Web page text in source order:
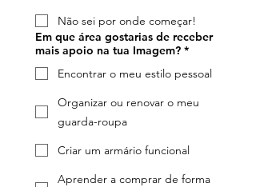
Não sei por onde começar!
Em que área gostarias de receber
mais apoio na tua Imagem? *
Encontrar o meu estilo pessoal
Organizar ou renovar o meu
guarda-roupa
Criar um armário funcional
Aprender a comprar de forma